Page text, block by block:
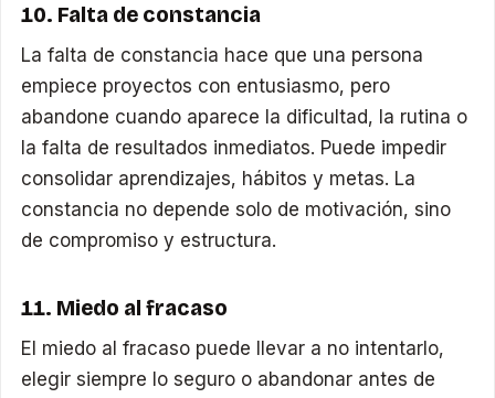
10. Falta de constancia
La falta de constancia hace que una persona
empiece proyectos con entusiasmo, pero
abandone cuando aparece la dificultad, la rutina o
la falta de resultados inmediatos. Puede impedir
consolidar aprendizajes, hábitos y metas. La
constancia no depende solo de motivación, sino
de compromiso y estructura.
11. Miedo al fracaso
El miedo al fracaso puede llevar a no intentarlo,
elegir siempre lo seguro o abandonar antes de